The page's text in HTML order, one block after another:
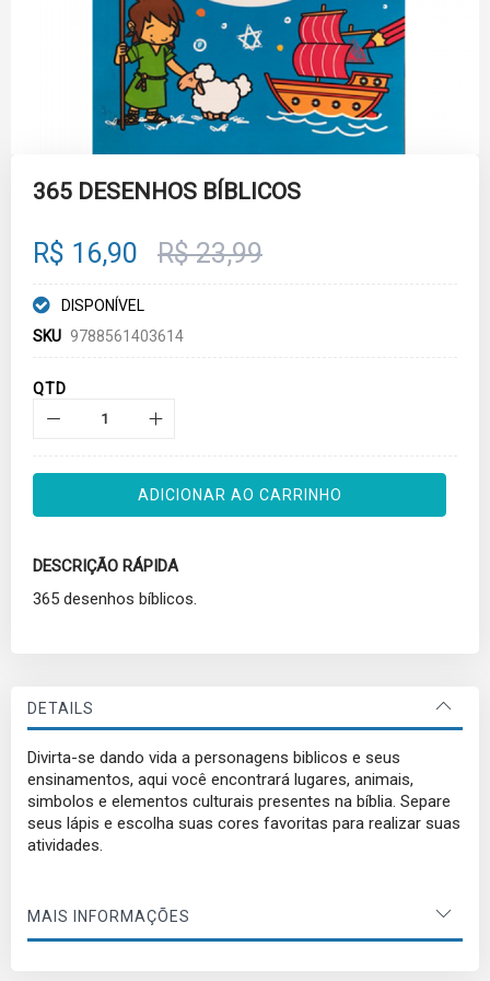
gallery
365 DESENHOS BÍBLICOS
R$ 16,90 R$ 23,99
DISPONÍVEL
SKU 9788561403614
QTD
ADICIONAR AO CARRINHO
DESCRIÇÃO RÁPIDA
365 desenhos bíblicos.
DETAILS
Divirta-se dando vida a personagens biblicos e seus
ensinamentos, aqui você encontrará lugares, animais,
simbolos e elementos culturais presentes na bíblia. Separe
seus lápis e escolha suas cores favoritas para realizar suas
atividades.
MAIS INFORMAÇÕES